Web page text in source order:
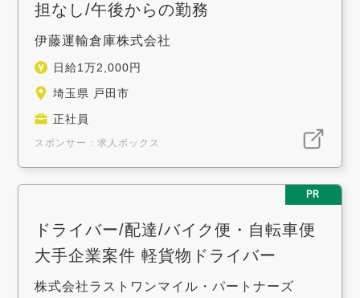
担なし/午後からの勤務
伊藤運輸倉庫株式会社
日給1万2,000円
埼玉県 戸田市
正社員
スポンサー：求人ボックス
PR
ドライバー/配達/バイク便・自転車便
大手企業案件 軽貨物ドライバー
株式会社ラストワンマイル・パートナーズ